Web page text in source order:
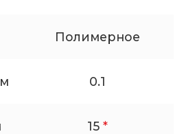
Полимерное
0.1
15 *